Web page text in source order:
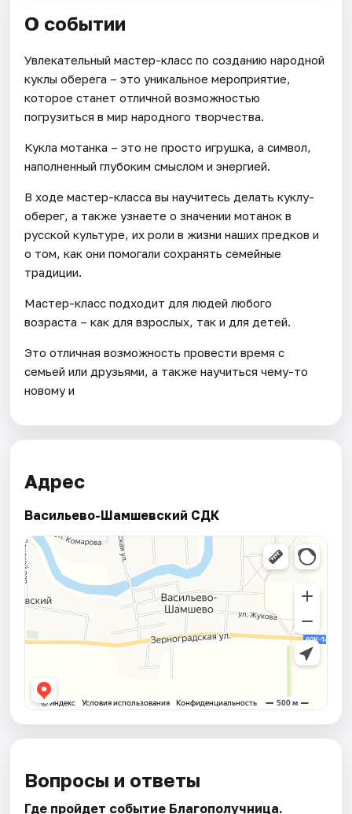
О событии
Увлекательный мастер-класс по созданию народной
куклы оберега – это уникальное мероприятие,
которое станет отличной возможностью
погрузиться в мир народного творчества.
Кукла мотанка – это не просто игрушка, а символ,
наполненный глубоким смыслом и энергией.
В ходе мастер-класса вы научитесь делать куклу-
оберег, а также узнаете о значении мотанок в
русской культуре, их роли в жизни наших предков и
о том, как они помогали сохранять семейные
традиции.
Мастер-класс подходит для людей любого
возраста – как для взрослых, так и для детей.
Это отличная возможность провести время с
семьей или друзьями, а также научиться чему-то
новому и
Адрес
Васильево-Шамшевский СДК
Вопросы и ответы
Где пройдет событие Благополучница.